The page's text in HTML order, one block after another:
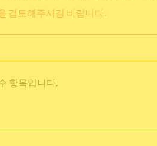
검토해주시길 바랍니다.
항목입니다.